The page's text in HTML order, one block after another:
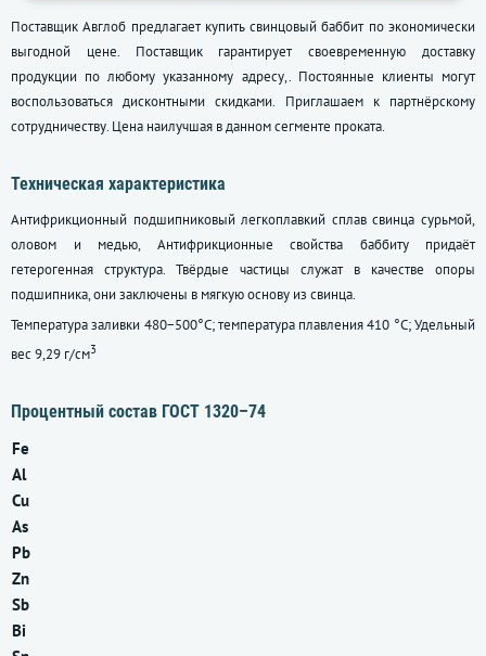
Поставщик Авглоб предлагает купить свинцовый баббит по экономически
выгодной цене. Поставщик гарантирует своевременную доставку
продукции по любому указанному адресу,. Постоянные клиенты могут
воспользоваться дисконтными скидками. Приглашаем к партнёрскому
сотрудничеству. Цена наилучшая в данном сегменте проката.
Техническая характеристика
Антифрикционный подшипниковый легкоплавкий сплав свинца сурьмой,
оловом и медью, Антифрикционные свойства баббиту придаёт
гетерогенная структура. Твёрдые частицы служат в качестве опоры
подшипника, они заключены в мягкую основу из свинца.
Температура заливки 480−500°C; температура плавления 410 °C; Удельный
вес 9,29 г/см3
Процентный состав ГОСТ 1320–74
Fe
Al
Cu
As
Pb
Zn
Sb
Bi